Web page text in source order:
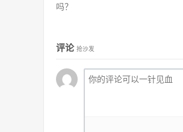
吗？
评论 抢沙发